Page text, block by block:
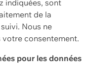
indiquées, sont
de la
Nous ne
votre consentement.
pour les données